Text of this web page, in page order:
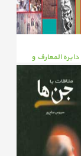
دایره المعارف و